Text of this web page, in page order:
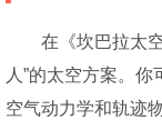
在《坎巴拉太
人”的太空方案。
空气动力学和轨迹